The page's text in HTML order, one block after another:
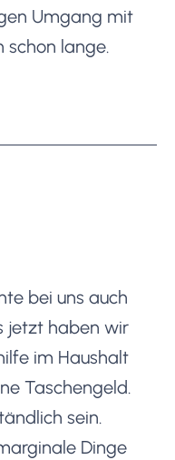
Umgang mit
schon lange.
bei uns auch
jetzt haben wir
im Haushalt
Taschengeld.
sein.
Dinge